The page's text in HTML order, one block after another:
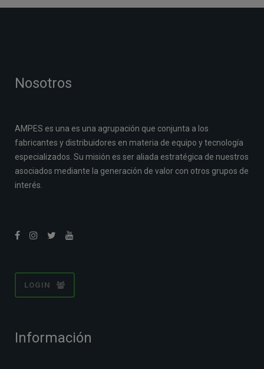
Nosotros
AMPES es una es una agrupación que conjunta a los
fabricantes y distribuidores en materia de equipo y tecnología
especializados. Su misión es ser aliada estratégica de nuestros
asociados mediante la generación de valor con otros grupos de
interés.
LOGIN
Información